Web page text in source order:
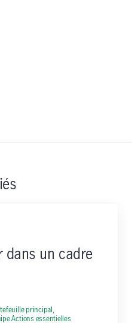
dans un cadre
principal,
Actions essentielles